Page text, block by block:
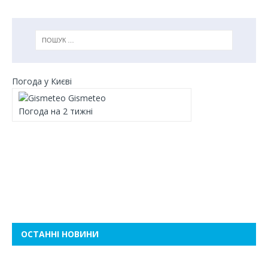
Погода у Києві
Gismeteo
Погода на 2 тижні
ОСТАННІ НОВИНИ